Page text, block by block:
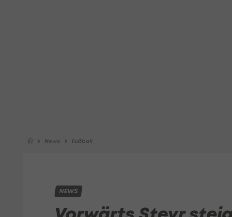
News Fußball
NEWS